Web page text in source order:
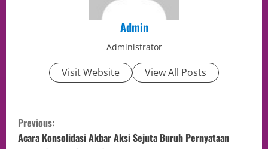
Admin
Administrator
Visit Website View All Posts
Previous:
Acara Konsolidasi Akbar Aksi Sejuta Buruh Pernyataan